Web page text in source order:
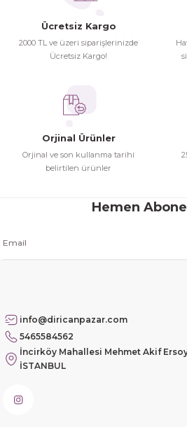
Hamit Çakıcı | 15/04/2026
Hamit Çakıcı | 15/04/2026
Güzel etkili ve mükemmel kargo
paketleme
mehmet Polat | 14/02/2026
Çok memnun kaldım
sorunsuz elime ulaştı teşekkürler
Sinem YILMAZ | 06/11/2025
sorunsuz hızlı elime ulaştı.
Ücretsiz Kargo
2000 TL ve üzeri siparişlerinizde
Ücretsiz Kargo!
Orjinal Ürünler
Orjinal ve son kullanma tarihi
belirtilen ürünler
Hemen
info@diricanpazar.com
5465584562
İncirköy Mahallesi Mehmet Akif
İSTANBUL